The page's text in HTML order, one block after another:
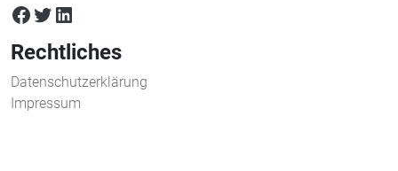
facebook
twitterLinkedIn
Rechtliches
Datenschutzerklärung
Impressum